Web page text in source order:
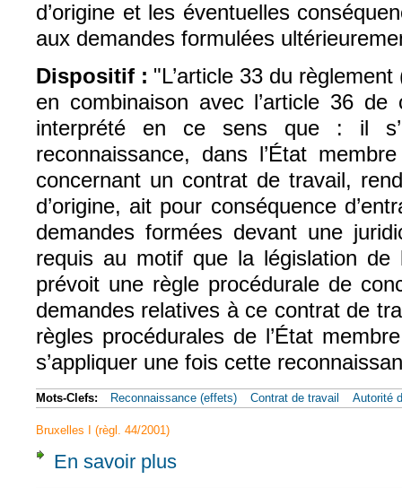
d’origine et les éventuelles
aux demandes formulées
Dispositif : "L’article 33 du
en combinaison avec l’article 36
interprété en ce sens que : il
reconnaissance, dans l’État
concernant un contrat de travail,
d’origine, ait pour conséquence
demandes formées devant une
requis au motif que la législation de
prévoit une règle procédurale de
demandes relatives à ce contrat de
règles procédurales de l’État
s’appliquer une fois cette
Mots-Clefs: Reconnaissance (effets) Contrat de travail Autorité
Bruxelles I (règl. 44/2001)
En savoir plus